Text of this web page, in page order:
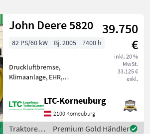
Land Filter
Ergebnisse
anzeigen
John Deere 5820
39.750
€
inkl. 20 %
MwSt.
33.125 €
exkl.
82 PS/60 kW Bj. 2005 7400 h
Druckluftbremse,
Klimaanlage, EHR,
Rücklauf, Außenbedienung
Heckzapfwelle, Radio,
Fahrzeugpapiere
vorhanden, Bolzengröße
LTC-Korneuburg
2100 Korneuburg
Traktoren
Premium Gold Händler